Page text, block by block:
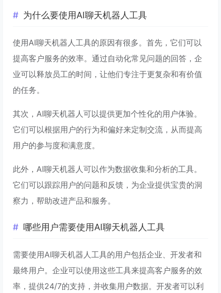
为什么要使用AI聊天机器人工具
使用AI聊天机器人工具的原因有很多。首先，它们可以
提高客户服务的效率。通过自动化常见问题的回答，企
业可以释放员工的时间，让他们专注于更复杂和有价值
的任务。
其次，AI聊天机器人可以提供更加个性化的用户体验。
它们可以根据用户的行为和偏好来定制交流，从而提高
用户的参与度和满意度。
此外，AI聊天机器人可以作为数据收集和分析的工具。
它们可以跟踪用户的问题和反馈，为企业提供宝贵的洞
察力，帮助改进产品和服务。
哪些用户需要使用AI聊天机器人工具
需要使用AI聊天机器人工具的用户包括企业、开发者和
最终用户。企业可以使用这些工具来提高客户服务的效
率，提供24/7的支持，并收集用户数据。开发者可以利